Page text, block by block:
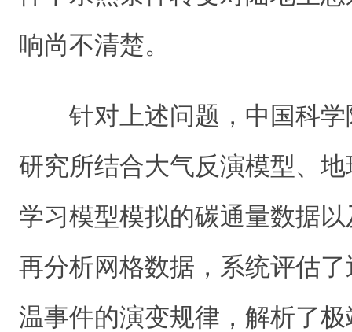
响尚不清楚。
针对上述问题，中国科
研究所结合大气反演模型、
学习模型模拟的碳通量数据
再分析网格数据，系统评估
温事件的演变规律，解析了